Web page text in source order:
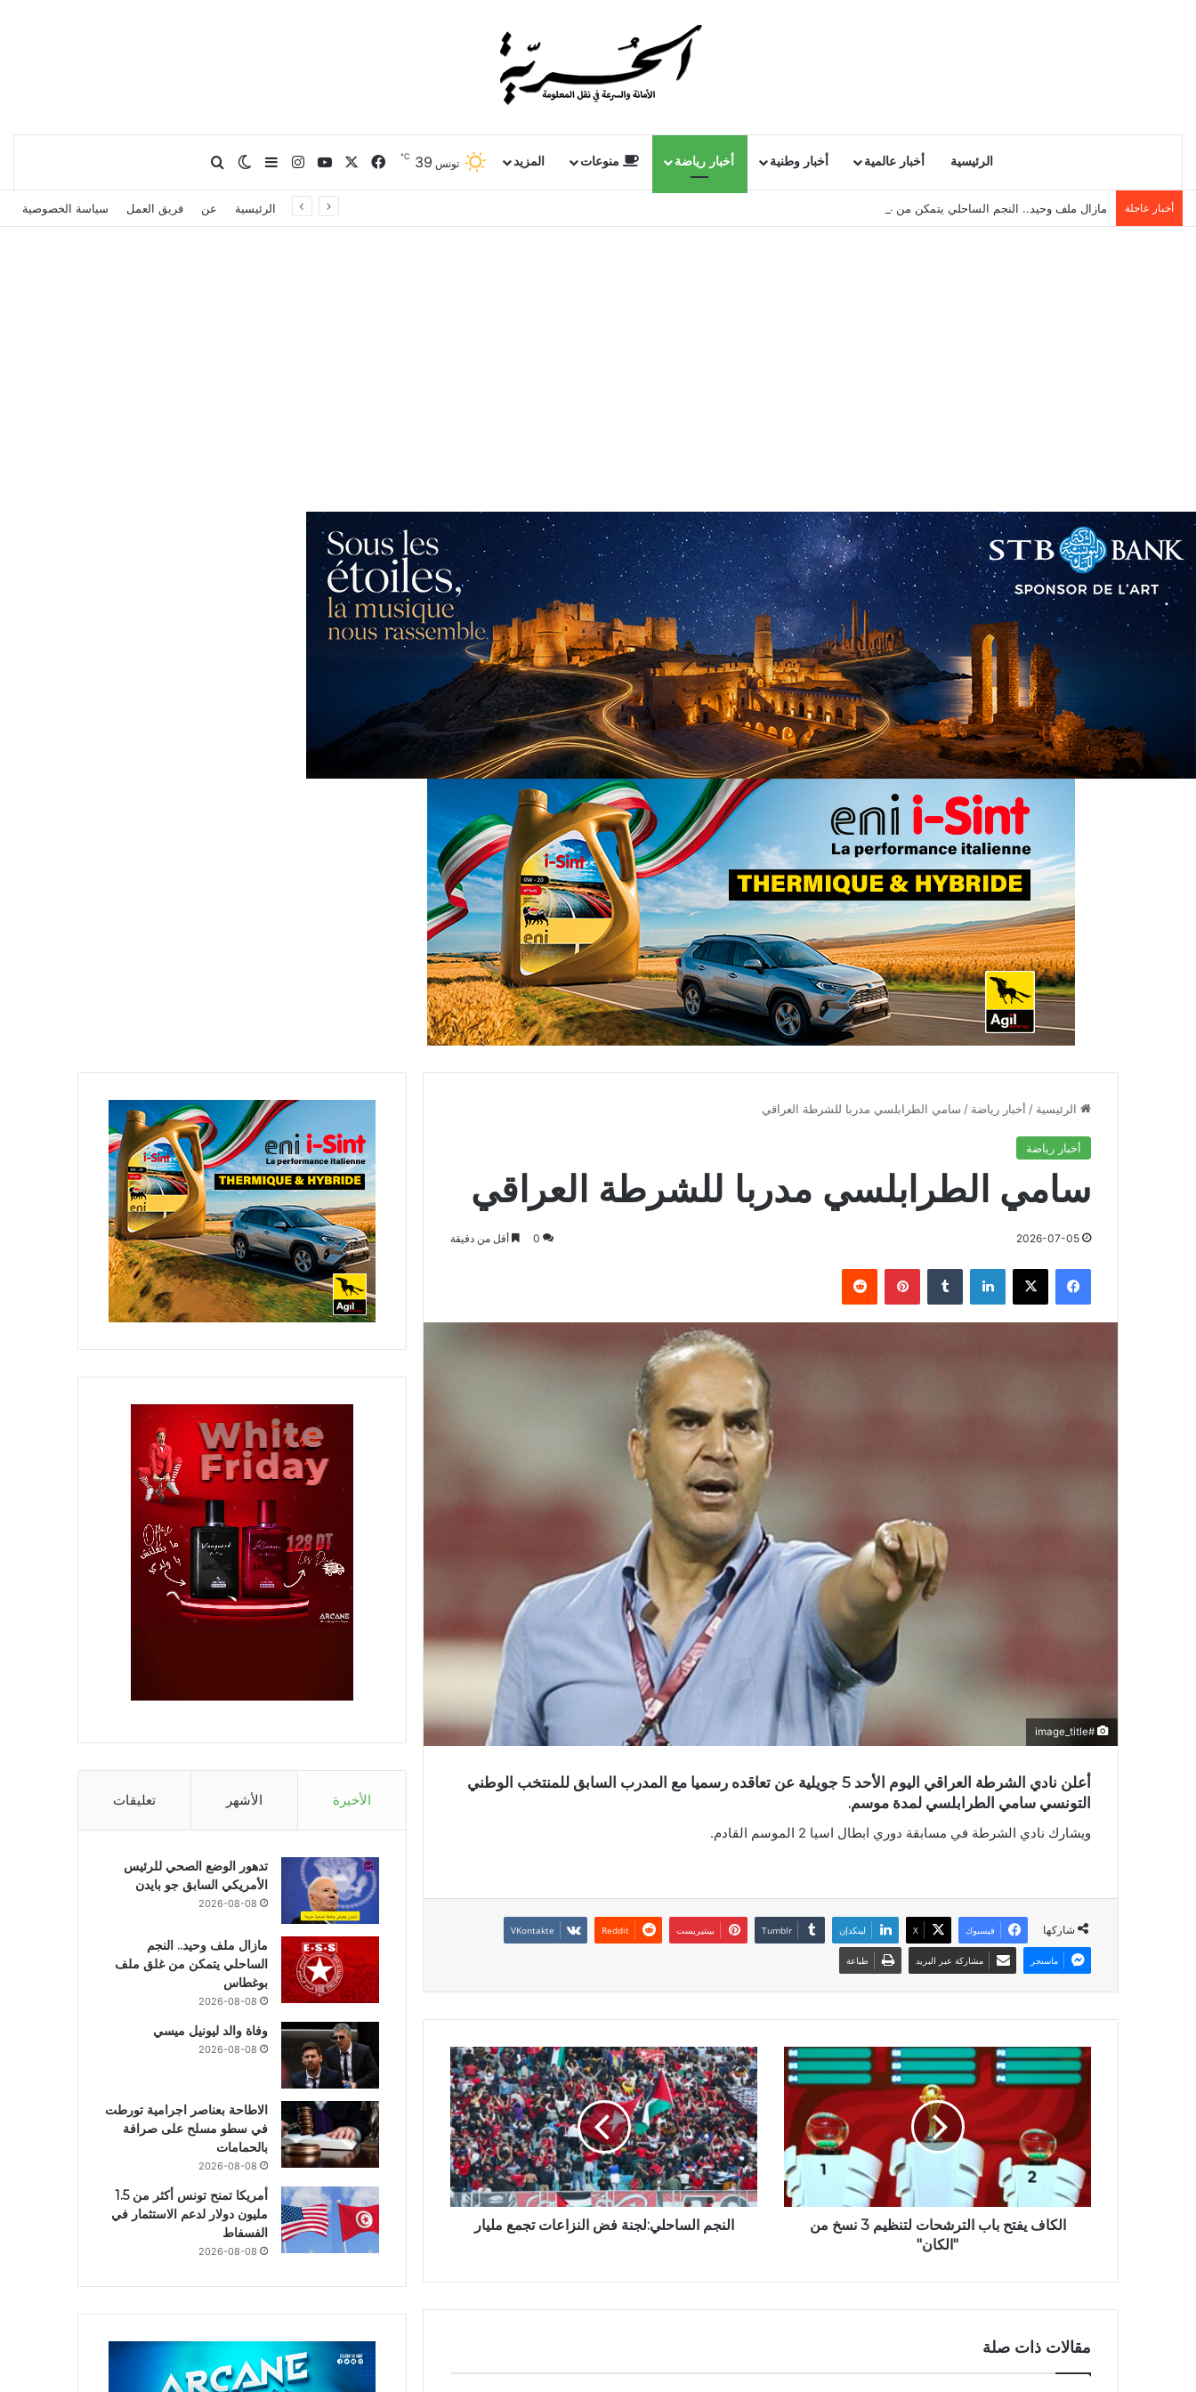
الرئيسية أخبار عالمية أخبار وطنية أخبار رياضة منوعات المزيد تونس 39
℃ فيسبوك يوتيوبانستقرامإضافة عمود جانبي
الوضع المظلم
بحث عن
أخبار عاجلة مازال ملف وحيد.. النجم الساحلي يتمكن من غلق ملف بوغطاس الرئيسية عن فريق العمل سياسة الخصوصية
الرئيسية / أخبار رياضة / سامي الطرابلسي مدربا للشرطة العراقي
أخبار رياضة
سامي الطرابلسي مدربا للشرطة العراقي
2026-07-05
0 أقل من دقيقة
فيسبوك X لينكدإن بينتيريست
#image_title
أعلن نادي الشرطة العراقي اليوم الأحد 5 جويلية عن تعاقده رسميا مع المدرب السابق للمنتخب الوطني
التونسي سامي الطرابلسي لمدة موسم.
ويشارك نادي الشرطة في مسابقة دوري ابطال اسيا 2 الموسم القادم.
شاركها فيسبوك X لينكدإن بينتيريست
ماسنجر مشاركة عبر البريد طباعة
الكاف يفتح باب الترشحات لتنظيم 3 نسخ من
"الكان"
النجم الساحلي:لجنة فض النزاعات تجمع مليار
مقالات ذات صلة
الأخيرة الأشهر تعليقات
تدهور الوضع الصحي للرئيس
الأمريكي السابق جو بايدن
2026-08-08
مازال ملف وحيد.. النجم
الساحلي يتمكن من غلق ملف
بوغطاس
2026-08-08
وفاة والد ليونيل ميسي
2026-08-08
الاطاحة بعناصر اجرامية تورطت
في سطو مسلح على صرافة
بالحمامات
2026-08-08
أمريكا تمنح تونس أكثر من 1.5
مليون دولار لدعم الاستثمار في
الفسفاط
2026-08-08